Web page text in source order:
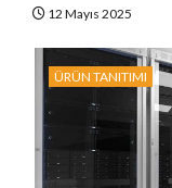
12 Mayıs 2025
ÜRÜN TANITIMI